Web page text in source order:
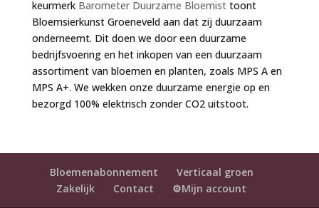
keurmerk Barometer Duurzame Bloemisttoont
Bloemsierkunst Groeneveld aan dat zij duurzaam
onderneemt. Dit doen we door een duurzame
bedrijfsvoering en het inkopen van een duurzaam
assortiment van bloemen en planten, zoals MPS A en
MPS A+. We wekken onze duurzame energie op en
bezorgd 100% elektrisch zonder CO2 uitstoot.
Bloemenabonnement
Verticaal groen
Zakelijk
Contact ⚙️Mijn account